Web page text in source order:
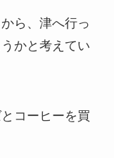
ら、津へ行っ
かと考えてい
コーヒーを買